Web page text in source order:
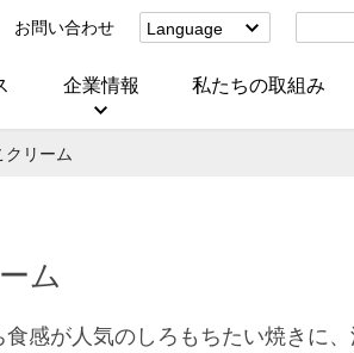
お問い合わせ
Language
(Corporate)
企業情報 私たちの取組み
リーム
ム
食感が人気のしろもちたい焼きに